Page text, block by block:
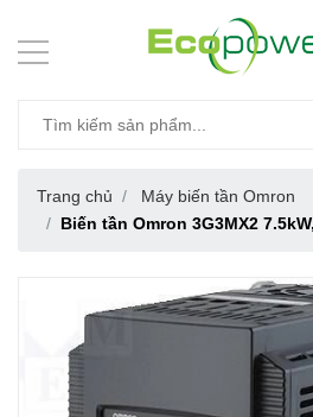
Trang chủ
Máy biến tần Omron
Biến tần Omron 3G3MX2